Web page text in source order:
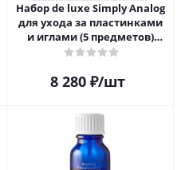
Набор de luxe Simply Analog
для ухода за пластинками
и иглами (5 предметов)
SAVC008
8 280₽/шт